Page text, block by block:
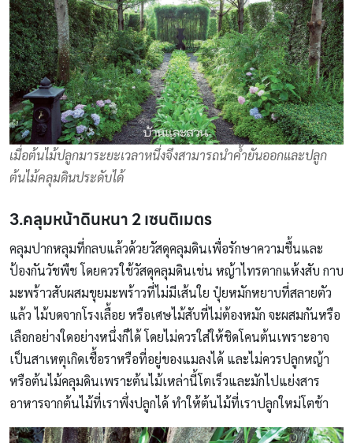
เมื่อต้นไม้ปลูกมาระยะเวลาหนึ่งจึงสามารถนำค้ำยันออกและปลูก
ต้นไม้คลุมดินประดับได้
3.คลุมหน้าดินหนา 2 เซนติเมตร
คลุมปากหลุมที่กลบแล้วด้วยวัสดุคลุมดินเพื่อรักษาความชื้นและ
ป้องกันวัชพืช โดยควรใช้วัสดุคลุมดินเช่น หญ้าไทรตากแห้งสับ กาบ
มะพร้าวสับผสมขุยมะพร้าวที่ไม่มีเส้นใย ปุ๋ยหมักหยาบที่สลายตัว
แล้ว ไม้บดจากโรงเลื้อย หรือเศษไม้สับที่ไม่ต้องหมัก จะผสมกันหรือ
เลือกอย่างใดอย่างหนึ่งก็ได้ โดยไม่ควรใส่ให้ชิดโคนต้นเพราะอาจ
เป็นสาเหตุเกิดเชื้อราหรือที่อยู่ของแมลงได้ และไม่ควรปลูกหญ้า
หรือต้นไม้คลุมดินเพราะต้นไม้เหล่านี้โตเร็วและมักไปแย่งสาร
อาหารจากต้นไม้ที่เราพึ่งปลูกได้ ทำให้ต้นไม้ที่เราปลูกใหม่โตช้า